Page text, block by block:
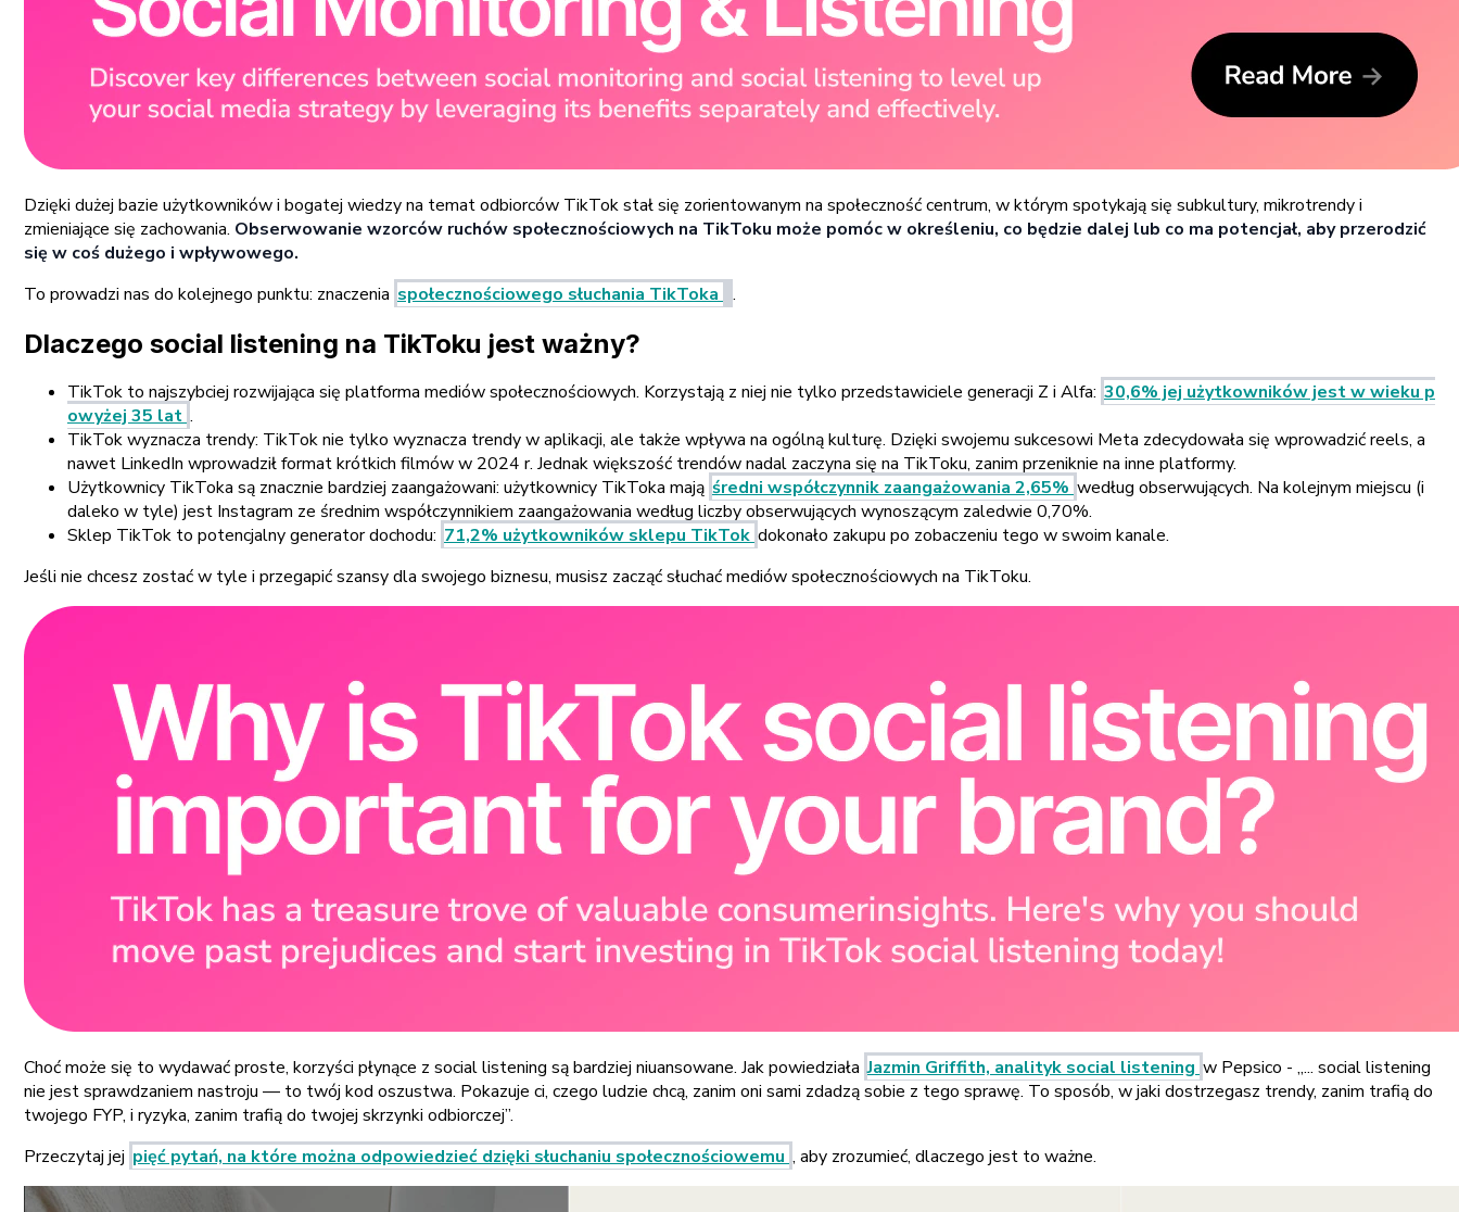
Dzięki dużej bazie użytkowników i bogatej wiedzy na temat odbiorców TikTok stał się zorientowanym na społeczność centrum, w którym spotykają się subkultury, mikrotrendy i
zmieniające się zachowania. Obserwowanie wzorców ruchów społecznościowych na TikToku może pomóc w określeniu, co będzie dalej lub co ma potencjał, aby przerodzić
się w coś dużego i wpływowego.
To prowadzi nas do kolejnego punktu: znaczenia społecznościowego słuchania TikToka .
Dlaczego social listening na TikToku jest ważny?
TikTok to najszybciej rozwijająca się platforma mediów społecznościowych. Korzystają z niej nie tylko przedstawiciele generacji Z i Alfa: 30,6% jej użytkowników jest w wieku p
owyżej 35 lat.
TikTok wyznacza trendy: TikTok nie tylko wyznacza trendy w aplikacji, ale także wpływa na ogólną kulturę. Dzięki swojemu sukcesowi Meta zdecydowała się wprowadzić reels, a
nawet LinkedIn wprowadził format krótkich filmów w 2024 r. Jednak większość trendów nadal zaczyna się na TikToku, zanim przeniknie na inne platformy.
Użytkownicy TikToka są znacznie bardziej zaangażowani: użytkownicy TikToka mają średni współczynnik zaangażowania 2,65%według obserwujących. Na kolejnym miejscu (i
daleko w tyle) jest Instagram ze średnim współczynnikiem zaangażowania według liczby obserwujących wynoszącym zaledwie 0,70%.
Sklep TikTok to potencjalny generator dochodu: 71,2% użytkowników sklepu TikTokdokonało zakupu po zobaczeniu tego w swoim kanale.
Jeśli nie chcesz zostać w tyle i przegapić szansy dla swojego biznesu, musisz zacząć słuchać mediów społecznościowych na TikToku.
Choć może się to wydawać proste, korzyści płynące z social listening są bardziej niuansowane. Jak powiedziała Jazmin Griffith, analityk social listeningw Pepsico - „... social listening
nie jest sprawdzaniem nastroju — to twój kod oszustwa. Pokazuje ci, czego ludzie chcą, zanim oni sami zdadzą sobie z tego sprawę. To sposób, w jaki dostrzegasz trendy, zanim trafią do
twojego FYP, i ryzyka, zanim trafią do twojej skrzynki odbiorczej”.
Przeczytaj jej pięć pytań, na które można odpowiedzieć dzięki słuchaniu społecznościowemu, aby zrozumieć, dlaczego jest to ważne.